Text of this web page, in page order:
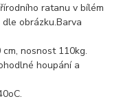
ratanu v bílém
obrázku.Barva
nosnost 110kg.
houpání a